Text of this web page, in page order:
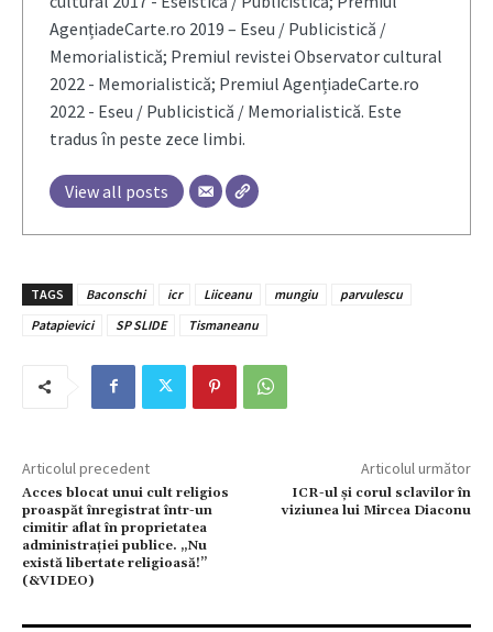
AgențiadeCarte.ro 2019 – Eseu / Publicistică /
Memorialistică; Premiul revistei Observator cultural
2022 - Memorialistică; Premiul AgențiadeCarte.ro
2022 - Eseu / Publicistică / Memorialistică. Este
tradus în peste zece limbi.
View all posts
TAGS Baconschi icr Liiceanu mungiu
parvulescu
Patapievici
SP SLIDE Tismaneanu
Articolul precedent
Acces blocat unui cult religios
proaspăt înregistrat într-un
cimitir aflat în proprietatea
administraţiei publice. „Nu
există libertate religioasă!”
(&VIDEO)
Articolul următor
ICR-ul și corul sclavilor în
viziunea lui Mircea Diaconu